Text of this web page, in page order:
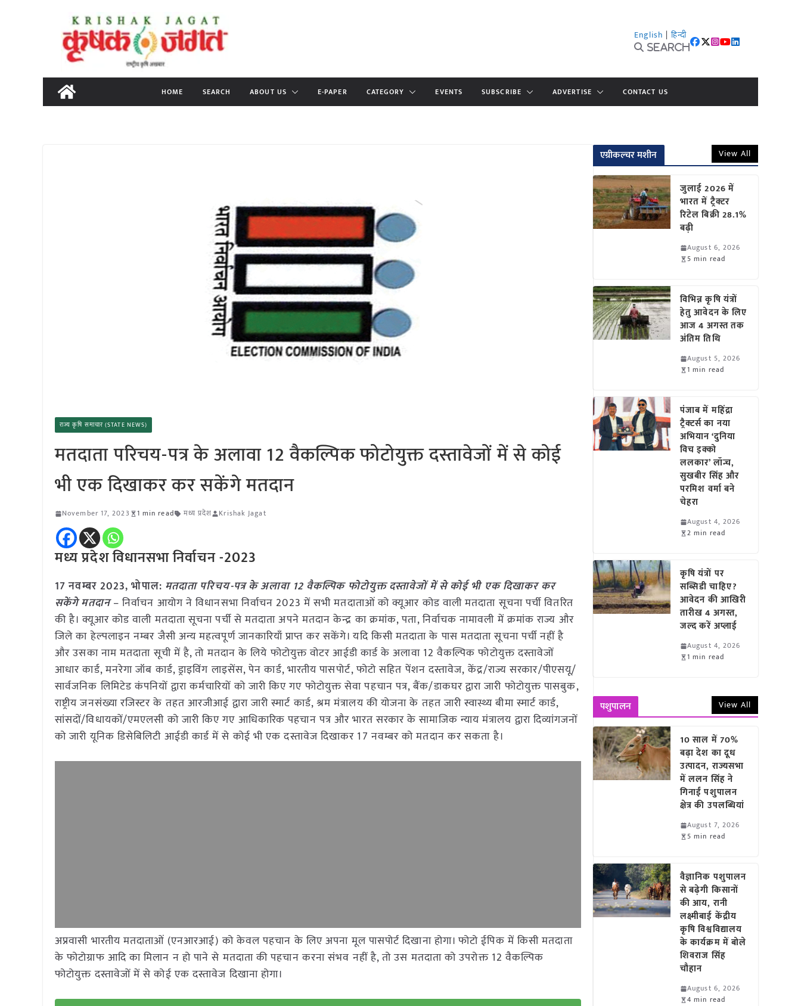
content
English | हिन्दी
Search
HOME SEARCH ABOUT US E-PAPER CATEGORY EVENTS SUBSCRIBE ADVERTISE CONTACT US
राज्य कृषि समाचार (STATE NEWS)
मतदाता परिचय-पत्र के अलावा 12 वैकल्पिक फोटोयुक्त दस्तावेजों में से कोई
भी एक दिखाकर कर सकेंगे मतदान
November 17, 2023 1 min read मध्य प्रदेश Krishak Jagat
मध्य प्रदेश विधानसभा निर्वाचन -2023
17 नवम्बर 2023, भोपाल: मतदाता परिचय-पत्र के अलावा 12 वैकल्पिक फोटोयुक्त दस्तावेजों में से कोई भी एक दिखाकर कर
सकेंगे मतदान– निर्वाचन आयोग ने विधानसभा निर्वाचन 2023 में सभी मतदाताओं को क्यूआर कोड वाली मतदाता सूचना पर्ची वितरित
की है। क्यूआर कोड वाली मतदाता सूचना पर्ची से मतदाता अपने मतदान केन्द्र का क्रमांक, पता, निर्वाचक नामावली में क्रमांक राज्य और
जिले का हेल्पलाइन नम्बर जैसी अन्य महत्वपूर्ण जानकारियाँ प्राप्त कर सकेंगे। यदि किसी मतदाता के पास मतदाता सूचना पर्ची नहीं है
और उसका नाम मतदाता सूची में है, तो मतदान के लिये फोटोयुक्त वोटर आईडी कार्ड के अलावा 12 वैकल्पिक फोटोयुक्त दस्तावेजों
आधार कार्ड, मनरेगा जॉब कार्ड, ड्राइविंग लाइसेंस, पेन कार्ड, भारतीय पासपोर्ट, फोटो सहित पेंशन दस्तावेज, केंद्र/राज्य सरकार/पीएसयू/
सार्वजनिक लिमिटेड कंपनियों द्वारा कर्मचारियों को जारी किए गए फोटोयुक्त सेवा पहचान पत्र, बैंक/डाकघर द्वारा जारी फोटोयुक्त पासबुक,
राष्ट्रीय जनसंख्या रजिस्टर के तहत आरजीआई द्वारा जारी स्मार्ट कार्ड, श्रम मंत्रालय की योजना के तहत जारी स्वास्थ्य बीमा स्मार्ट कार्ड,
सांसदों/विधायकों/एमएलसी को जारी किए गए आधिकारिक पहचान पत्र और भारत सरकार के सामाजिक न्याय मंत्रालय द्वारा दिव्यांगजनों
को जारी यूनिक डिसेबिलिटी आईडी कार्ड में से कोई भी एक दस्तावेज दिखाकर 17 नवम्बर को मतदान कर सकता है।
अप्रवासी भारतीय मतदाताओं (एनआरआई) को केवल पहचान के लिए अपना मूल पासपोर्ट दिखाना होगा। फोटो ईपिक में किसी मतदाता
के फोटोग्राफ आदि का मिलान न हो पाने से मतदाता की पहचान करना संभव नहीं है, तो उस मतदाता को उपरोक्त 12 वैकल्पिक
फोटोयुक्त दस्तावेजों में से कोई एक दस्तावेज दिखाना होगा।
एग्रीकल्चर मशीन View All
जुलाई 2026 में
भारत में ट्रैक्टर
रिटेल बिक्री 28.1%
बढ़ी
August 6, 2026
5 min read
विभिन्न कृषि यंत्रों
हेतु आवेदन के लिए
आज 4 अगस्त तक
अंतिम तिथि
August 5, 2026
1 min read
पंजाब में महिंद्रा
ट्रैक्टर्स का नया
अभियान ‘दुनिया
विच इक्को
ललकार’ लॉन्च,
सुखबीर सिंह और
परमिश वर्मा बने
चेहरा
August 4, 2026
2 min read
कृषि यंत्रों पर
सब्सिडी चाहिए?
आवेदन की आखिरी
तारीख 4 अगस्त,
जल्द करें अप्लाई
August 4, 2026
1 min read
पशुपालन View All
10 साल में 70%
बढ़ा देश का दूध
उत्पादन, राज्यसभा
में ललन सिंह ने
गिनाईं पशुपालन
क्षेत्र की उपलब्धियां
August 7, 2026
5 min read
वैज्ञानिक पशुपालन
से बढ़ेगी किसानों
की आय, रानी
लक्ष्मीबाई केंद्रीय
कृषि विश्वविद्यालय
के कार्यक्रम में बोले
शिवराज सिंह
चौहान
August 6, 2026
4 min read